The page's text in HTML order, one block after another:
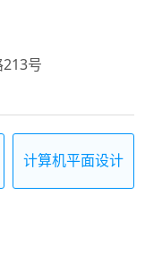
号
计算机平面设计